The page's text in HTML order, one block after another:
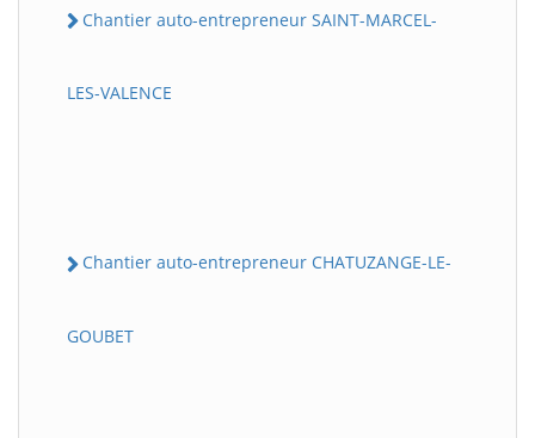
Chantier auto-entrepreneur SAINT-MARCEL-
LES-VALENCE
Chantier auto-entrepreneur CHATUZANGE-LE-
GOUBET